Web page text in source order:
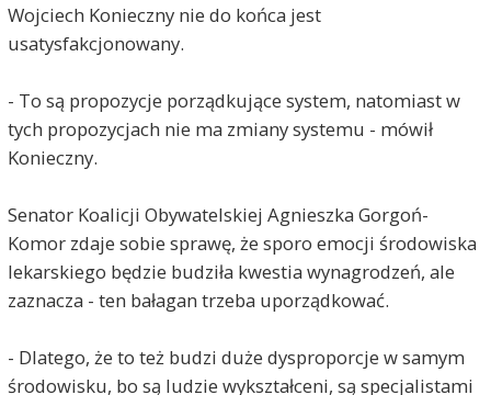
Wojciech Konieczny nie do końca jest
usatysfakcjonowany.
- To są propozycje porządkujące system, natomiast w
tych propozycjach nie ma zmiany systemu - mówił
Konieczny.
Senator Koalicji Obywatelskiej Agnieszka Gorgoń-
Komor zdaje sobie sprawę, że sporo emocji środowiska
lekarskiego będzie budziła kwestia wynagrodzeń, ale
zaznacza - ten bałagan trzeba uporządkować.
- Dlatego, że to też budzi duże dysproporcje w samym
środowisku, bo są ludzie wykształceni, są specjalistami